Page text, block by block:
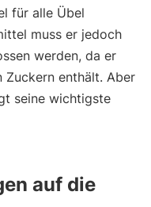
für alle Übel
muss er jedoch
werden, da er
Zuckern enthält. Aber
seine wichtigste
auf die